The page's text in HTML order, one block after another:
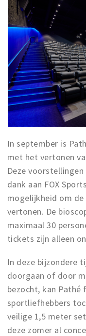
Trips & activities
Student routes
Nature
Party pics
Restaurants
Bars
Hotels
Recreation
Shops
Shopping areas
Deals
Parking
Sign in
In september is
met het vertonen
Deze
dank aan FOX
mogelijkheid om de
vertonen. De
maximaal 30
tickets zijn alleen
In deze bijzondere
doorgaan of door
bezocht, kan Pathé
sportliefhebbers
veilige 1,5 meter
deze zomer al